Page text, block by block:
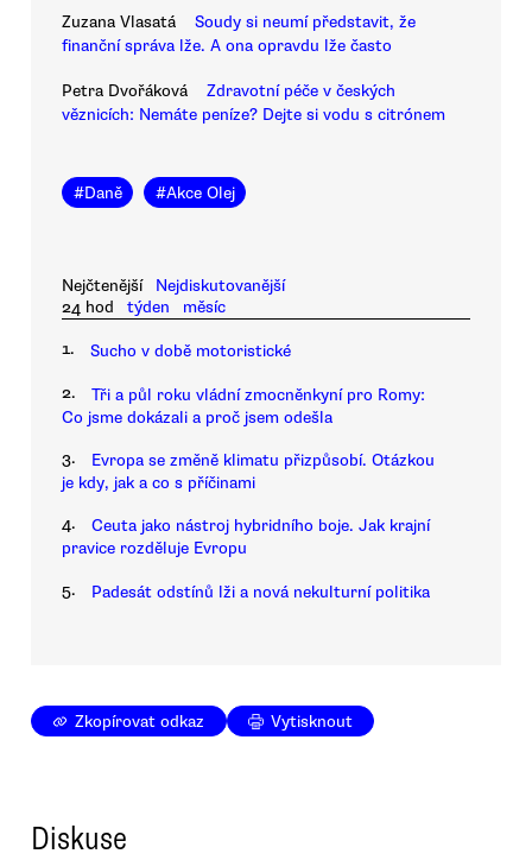
Zuzana Vlasatá
Soudy si neumí představit, že
finanční správa lže. A ona opravdu lže často
Petra Dvořáková
Zdravotní péče v českých
věznicích: Nemáte peníze? Dejte si vodu s citrónem
#Daně #Akce Olej
Nejčtenější
Nejdiskutovanější
24 hod
týden měsíc
1. Sucho v době motoristické
2.
Tři a půl roku vládní zmocněnkyní pro Romy:
Co jsme dokázali a proč jsem odešla
3.
Evropa se změně klimatu přizpůsobí. Otázkou
je kdy, jak a co s příčinami
4.
Ceuta jako nástroj hybridního boje. Jak krajní
pravice rozděluje Evropu
5. Padesát odstínů lži a nová nekulturní politika
Zkopírovat odkaz Vytisknout
Diskuse